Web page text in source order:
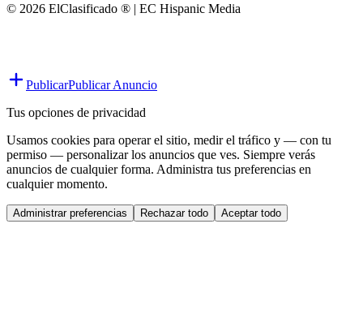
© 2026 ElClasificado ® | EC Hispanic Media
PublicarPublicar Anuncio
Tus opciones de privacidad
Usamos cookies para operar el sitio, medir el tráfico y — con tu
permiso — personalizar los anuncios que ves. Siempre verás
anuncios de cualquier forma. Administra tus preferencias en
cualquier momento.
Administrar preferencias Rechazar todo Aceptar todo